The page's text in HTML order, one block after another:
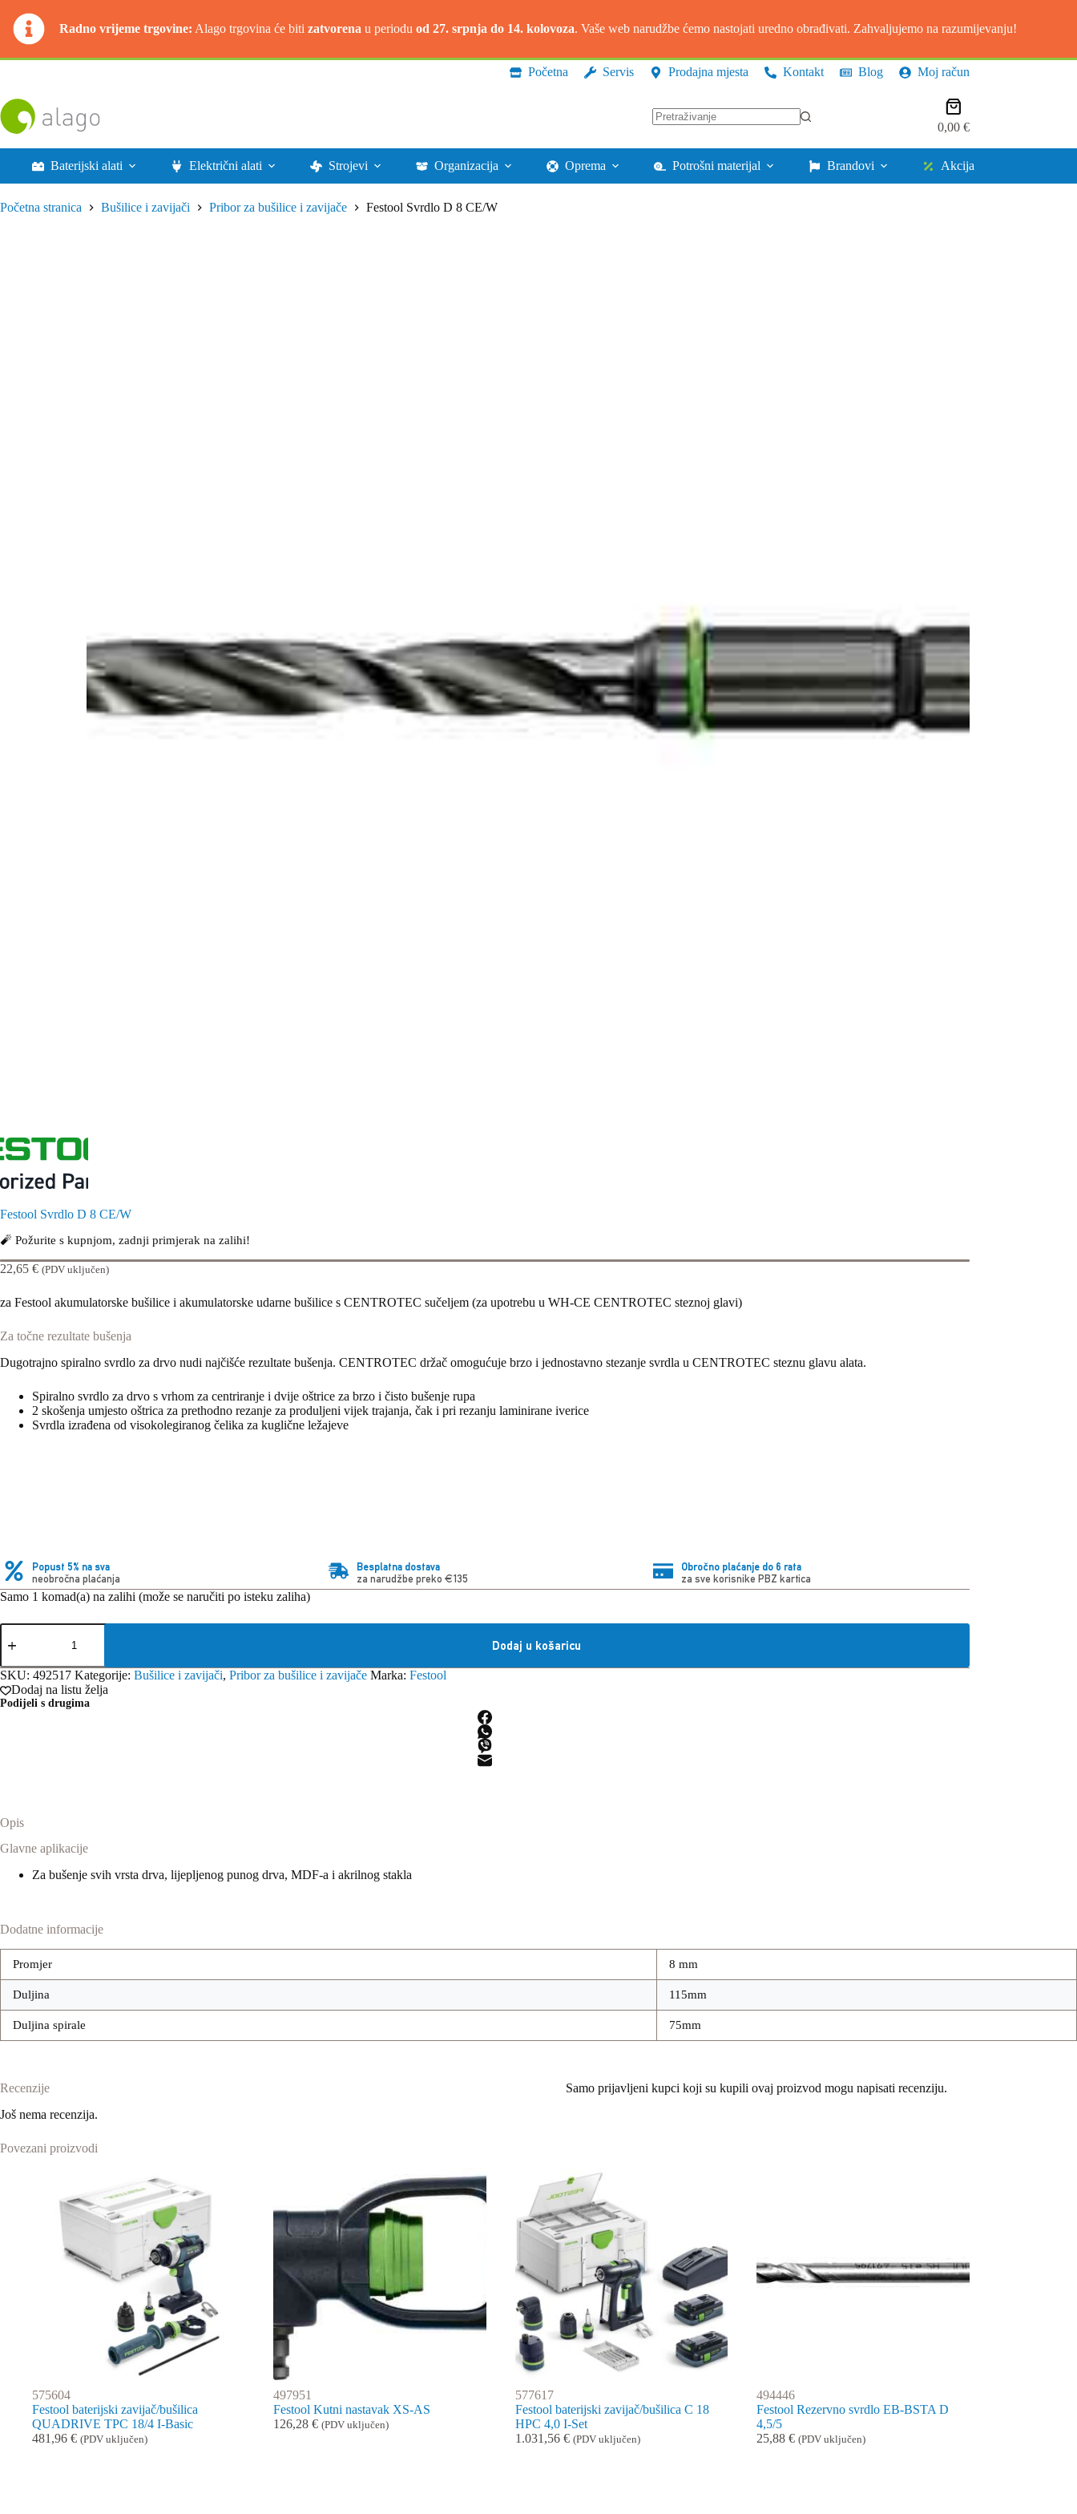
Radno vrijeme trgovine: Alago trgovina će biti zatvorena u periodu od 27. srpnja do 14. kolovoza. Vaše web narudžbe ćemo nastojati uredno obrađivati. Zahvaljujemo na razumijevanju!
Preskoči
Početna Servis Prodajna mjesta Kontakt Blog Moj račun
rezultata.
Košarica
0,00 €
Baterijski alati Električni alati Strojevi Organizacija Oprema Potrošni materijal Brandovi Akcija
Početna stranica Bušilice i zavijači Pribor za bušilice i zavijače Festool Svrdlo D 8 CE/W
Festool Svrdlo D 8 CE/W
🧨 Požurite s kupnjom, zadnji primjerak na zalihi!
22,65 € (PDV uključen)
za Festool akumulatorske bušilice i akumulatorske udarne bušilice s CENTROTEC sučeljem (za upotrebu u WH-CE CENTROTEC steznoj glavi)
Za točne rezultate bušenja
Dugotrajno spiralno svrdlo za drvo nudi najčišće rezultate bušenja. CENTROTEC držač omogućuje brzo i jednostavno stezanje svrdla u CENTROTEC steznu glavu alata.
Spiralno svrdlo za drvo s vrhom za centriranje i dvije oštrice za brzo i čisto bušenje rupa
2 skošenja umjesto oštrica za prethodno rezanje za produljeni vijek trajanja, čak i pri rezanju laminirane iverice
Svrdla izrađena od visokolegiranog čelika za kuglične ležajeve
Popust 5% na sva
neobročna plaćanja
Besplatna dostava
za narudžbe preko €135
Obročno plaćanje do 6 rata
za sve korisnike PBZ kartica
Samo 1 komad(a) na zalihi (može se naručiti po isteku zaliha)
Festool
Svrdlo
8
CE/W
količina
Dodaj u košaricu
SKU: 492517 Kategorije: Bušilice i zavijači, Pribor za bušilice i zavijače Marka: Festool
Dodaj na listu želja
Podijeli s drugima
Opis
Glavne aplikacije
Za bušenje svih vrsta drva, lijepljenog punog drva, MDF-a i akrilnog stakla
Dodatne informacije
Promjer 8 mm
Duljina 115mm
Duljina spirale 75mm
Recenzije
Još nema recenzija.
Samo prijavljeni kupci koji su kupili ovaj proizvod mogu napisati recenziju.
Povezani proizvodi
575604
Festool baterijski zavijač/bušilica
QUADRIVE TPC 18/4 I-Basic
481,96 € (PDV uključen)
497951
Festool Kutni nastavak XS-AS
126,28€ (PDV uključen)
577617
Festool baterijski zavijač/bušilica C 18
HPC 4,0 I-Set
1.031,56 € (PDV uključen)
494446
Festool Rezervno svrdlo EB-BSTA D
4,5/5
25,88€ (PDV uključen)